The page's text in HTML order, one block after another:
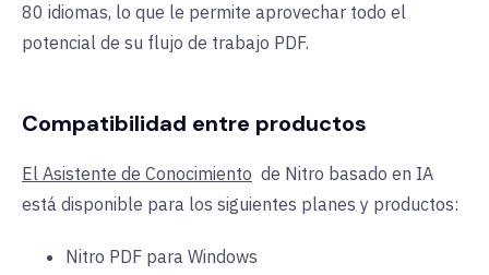
80 idiomas, lo que le permite aprovechar todo el
potencial de su flujo de trabajo PDF.
Compatibilidad entre productos
El Asistente de Conocimiento de Nitro basado en IA
está disponible para los siguientes planes y productos:
Nitro PDF para Windows